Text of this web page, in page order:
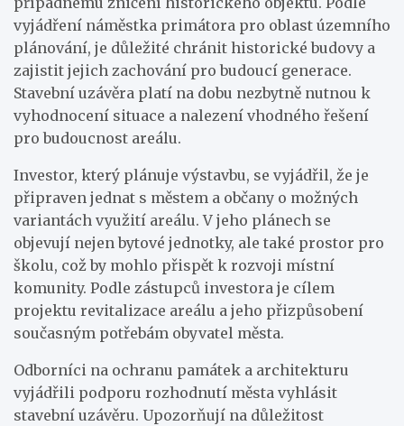
vyjádření náměstka primátora pro oblast územního
plánování, je důležité chránit historické budovy a
zajistit jejich zachování pro budoucí generace.
Stavební uzávěra platí na dobu nezbytně nutnou k
vyhodnocení situace a nalezení vhodného řešení
pro budoucnost areálu.
Investor, který plánuje výstavbu, se vyjádřil, že je
připraven jednat s městem a občany o možných
variantách využití areálu. V jeho plánech se
objevují nejen bytové jednotky, ale také prostor pro
školu, což by mohlo přispět k rozvoji místní
komunity. Podle zástupců investora je cílem
projektu revitalizace areálu a jeho přizpůsobení
současným potřebám obyvatel města.
Odborníci na ochranu památek a architekturu
vyjádřili podporu rozhodnutí města vyhlásit
stavební uzávěru. Upozorňují na důležitost